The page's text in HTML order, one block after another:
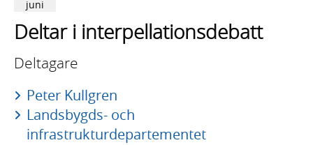
medjuni
Deltar i interpellationsdebatt
Deltagare
Peter Kullgren
Landsbygds- och
infrastrukturdepartementet